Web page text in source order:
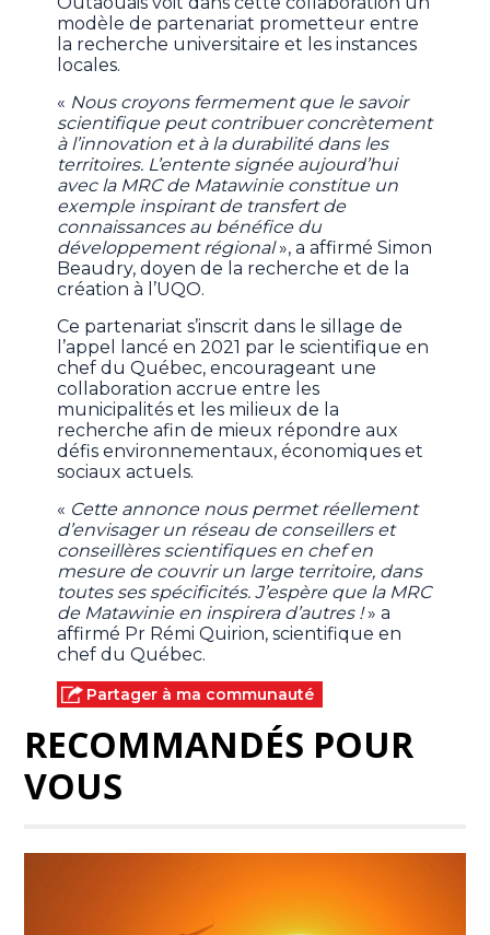
modèle de partenariat prometteur entre
la recherche universitaire et les instances
locales.
« Nous croyons fermement que le savoir
scientifique peut contribuer concrètement
à l’innovation et à la durabilité dans les
territoires. L’entente signée aujourd’hui
avec la MRC de Matawinie constitue un
exemple inspirant de transfert de
connaissances au bénéfice du
développement régional», a affirmé Simon
Beaudry, doyen de la recherche et de la
création à l’UQO.
Ce partenariat s’inscrit dans le sillage de
l’appel lancé en 2021 par le scientifique en
chef du Québec, encourageant une
collaboration accrue entre les
municipalités et les milieux de la
recherche afin de mieux répondre aux
défis environnementaux, économiques et
sociaux actuels.
« Cette annonce nous permet réellement
d’envisager un réseau de conseillers et
conseillères scientifiques en chef en
mesure de couvrir un large territoire, dans
toutes ses spécificités. J’espère que la MRC
de Matawinie en inspirera d’autres !» a
affirmé Pr Rémi Quirion, scientifique en
chef du Québec.
Partager à ma communauté
RECOMMANDÉS POUR
VOUS